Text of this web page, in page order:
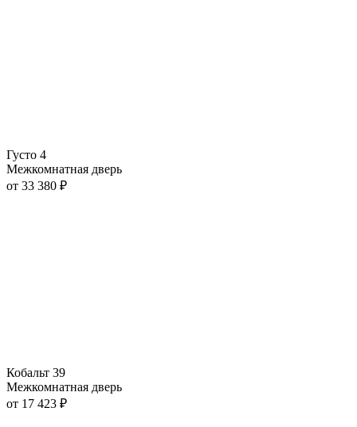
Густо 4
Межкомнатная дверь
от 33 380 ₽
Кобальт 39
Межкомнатная дверь
от 17 423 ₽